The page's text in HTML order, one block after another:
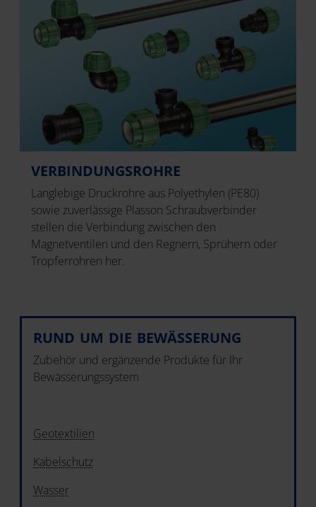
VERBINDUNGSROHRE
Langlebige Druckrohre aus Polyethylen (PE80)
sowie zuverlässige Plasson Schraubverbinder
stellen die Verbindung zwischen den
Magnetventilen und den Regnern, Sprühern oder
Tropferrohren her.
RUND UM DIE BEWÄSSERUNG
Zubehör und ergänzende Produkte für Ihr
Bewässerungssystem
Geotextilien
Kabelschutz
Wasser